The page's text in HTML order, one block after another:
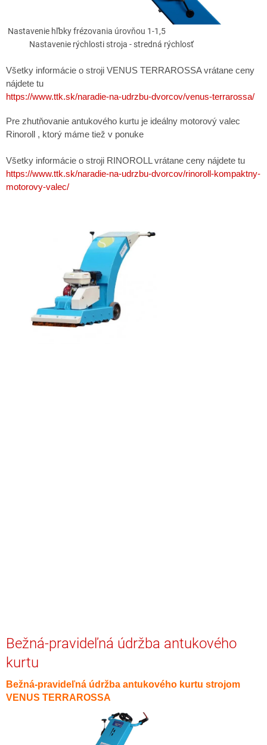
Nastavenie hľbky frézovania úrovňou 1-1,5
Nastavenie rýchlosti stroja - stredná rýchlosť
Všetky informácie o stroji VENUS TERRAROSSA vrátane ceny
nájdete tu
https://www.ttk.sk/naradie-na-udrzbu-dvorcov/venus-terrarossa/
Pre zhutňovanie antukového kurtu je ideálny motorový valec
Rinoroll , ktorý máme tiež v ponuke
Všetky informácie o stroji RINOROLL vrátane ceny nájdete tu
https://www.ttk.sk/naradie-na-udrzbu-dvorcov/rinoroll-kompaktny-
motorovy-valec/
Bežná-pravideľná údržba antukového
kurtu
Bežná-pravideľná údržba antukového kurtu strojom
VENUS TERRAROSSA